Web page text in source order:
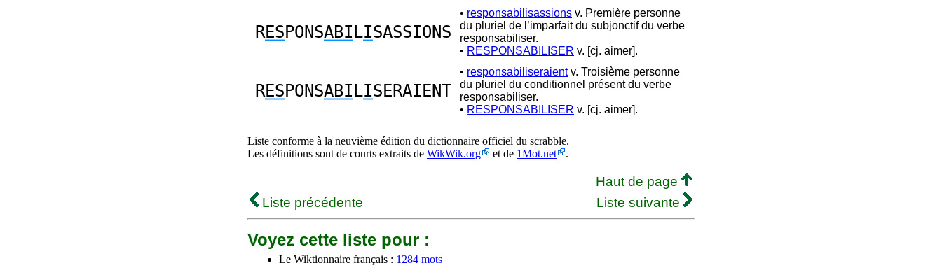
RESPONSABI LISASSIONS
• responsabilisassions v. Première personne
du pluriel de l’imparfait du subjonctif du verbe
responsabiliser.
• RESPONSABILISER v. [cj. aimer].
RESPONSABI LISERAIENT
• responsabiliseraientv. Troisième personne
du pluriel du conditionnel présent du verbe
responsabiliser.
• RESPONSABILISER v. [cj. aimer].
Liste conforme à la neuvième édition du dictionnaire officiel du scrabble.
Les définitions sont de courts extraits de WikWik.org et de 1Mot.net .
Haut de page
Liste précédente
Liste suivante
Voyez cette liste pour :
Le Wiktionnaire français : 1284 mots